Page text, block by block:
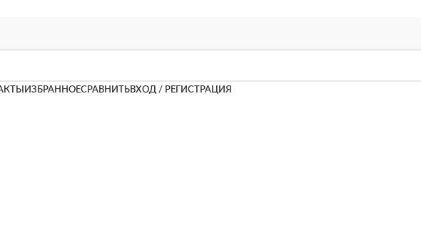
ИЗБРАННОЕСРАВНИТЬВХОД / РЕГИСТРАЦИЯ